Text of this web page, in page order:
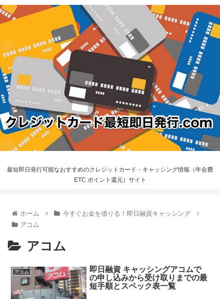
最短即日発行可能なおすすめのクレジットカード・キャッシング情報（年会費
ETC ポイント還元）サイト
ホーム
今すぐお金を借りる！即日融資キャッシング
アコム
アコム
アコム
即日融資 キャッシングアコムで
の申し込みから受け取りまでの最
短手順とスペック表一覧